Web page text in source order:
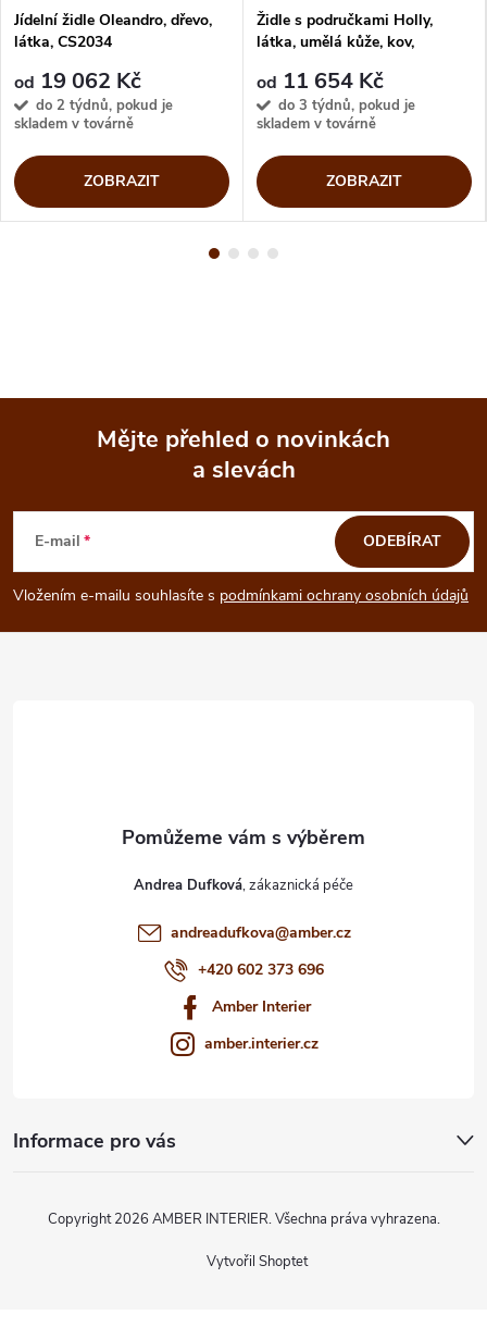
Jídelní židle Oleandro, dřevo,
látka, CS2034
od 19 062 Kč
do 2 týdnů, pokud je
skladem v továrně
ZOBRAZIT
Židle s područkami Holly,
látka, umělá kůže, kov,
od 11 654 Kč
do 3 týdnů, pokud je
skladem v továrně
ZOBRAZIT
p
Mějte přehled o novinkách
a slevách
E-mail
Vložením e-mailu souhlasíte s podmínkami ochrany osobních údajů
ODEBÍRAT
Informace pro vás
Andrea Dufková
andreadufkova@amber.cz
+420 602 373 696
Amber Interier
amber.interier.cz
Vytvořil Shoptet
Copyright 2026 AMBER INTERIER. Všechna práva vyhrazena.